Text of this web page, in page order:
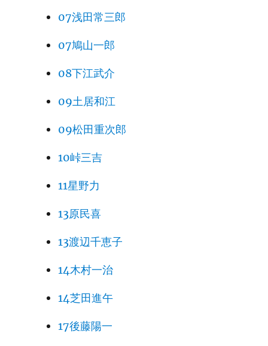
07浅田常三郎
07鳩山一郎
08下江武介
09土居和江
09松田重次郎
10峠三吉
11星野力
13原民喜
13渡辺千恵子
14木村一治
14芝田進午
17後藤陽一